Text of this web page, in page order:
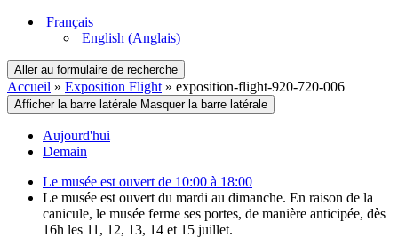
Français
English (Anglais)
Aller au formulaire de recherche
Accueil » Exposition Flight » exposition-flight-920-720-006
Afficher la barre latérale Masquer la barre latérale
Aujourd'hui
Demain
Le musée est ouvert de 10:00 à 18:00
Le musée est ouvert du mardi au dimanche. En raison de la
canicule, le musée ferme ses portes, de manière anticipée, dès
16h les 11, 12, 13, 14 et 15 juillet.